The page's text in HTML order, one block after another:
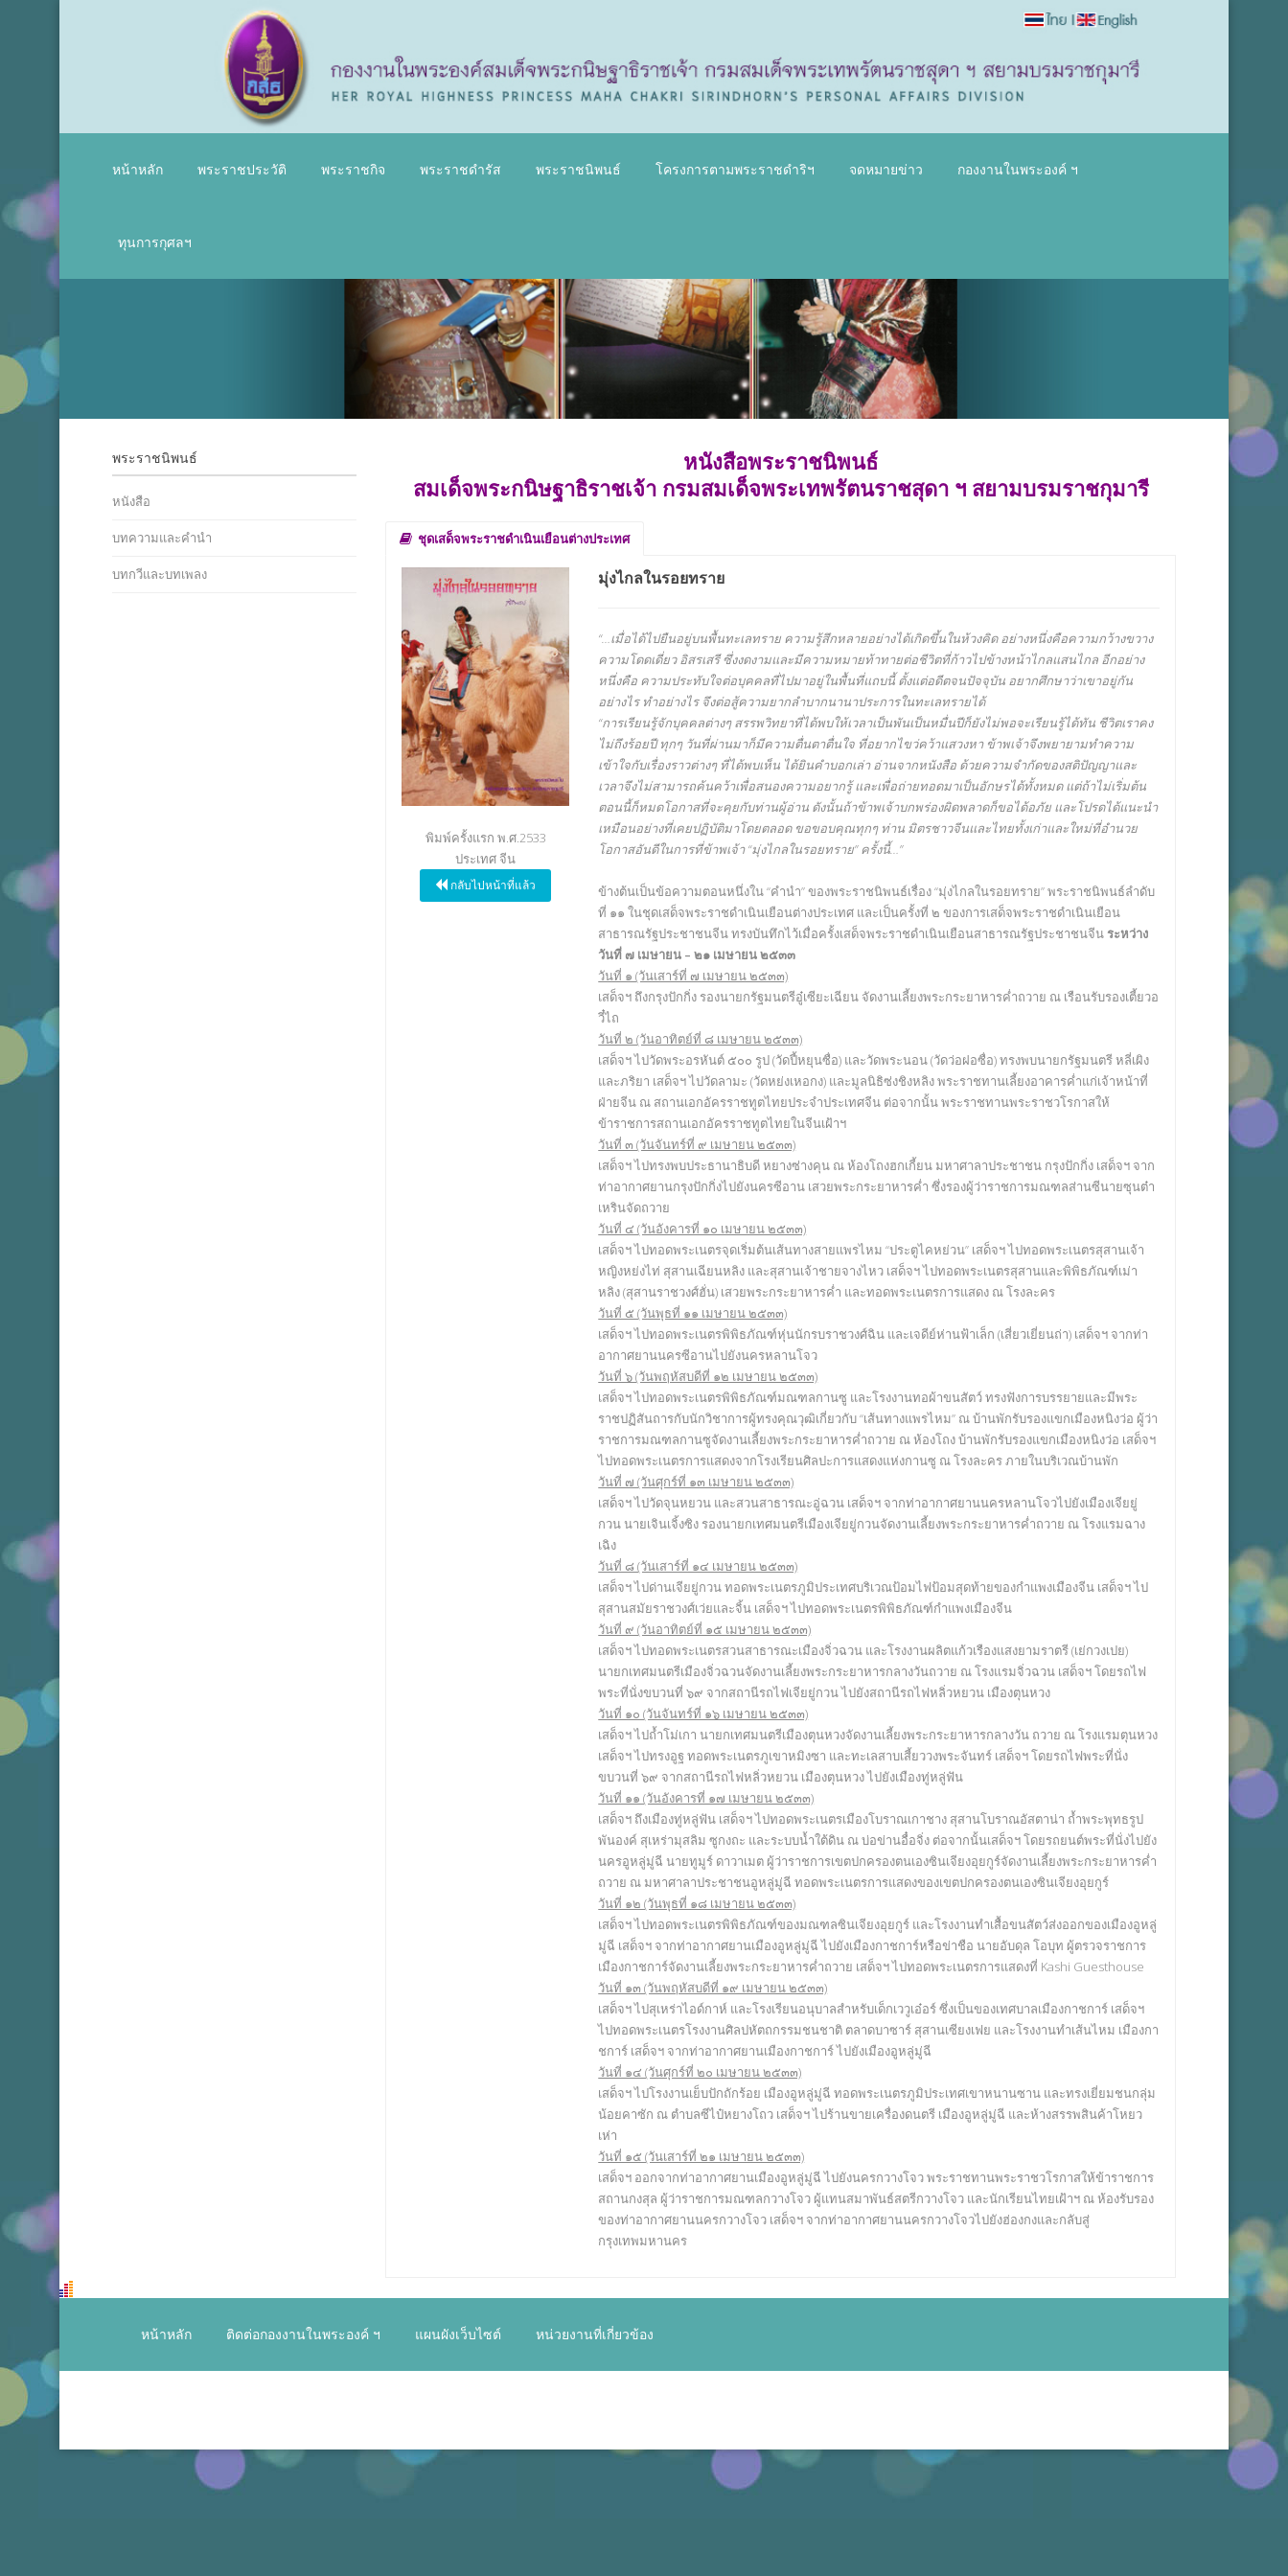
หน้าหลัก พระราชประวัติ พระราชกิจ พระราชดำรัส พระราชนิพนธ์ โครงการตามพระราชดำริฯ จดหมายข่าว กองงานในพระองค์ ฯ
ทุนการกุศลฯ
พระราชนิพนธ์
หนังสือ
บทความและคำนำ
บทกวีและบทเพลง
หนังสือพระราชนิพนธ์
สมเด็จพระกนิษฐาธิราชเจ้า กรมสมเด็จพระเทพรัตนราชสุดา ฯ สยามบรมราชกุมารี
ชุดเสด็จพระราชดำเนินเยือนต่างประเทศ
พิมพ์ครั้งแรก พ.ศ.2533
ประเทศ จีน
กลับไปหน้าที่แล้ว
มุ่งไกลในรอยทราย
“…เมื่อได้ไปยืนอยู่บนพื้นทะเลทราย ความรู้สึกหลายอย่างได้เกิดขึ้นในห้วงคิด อย่างหนึ่งคือความกว้างขวาง
ความโดดเดี่ยว อิสรเสรี ซึ่งงดงามและมีความหมายท้าทายต่อชีวิตที่ก้าวไปข้างหน้าไกลแสนไกล อีกอย่าง
หนึ่งคือ ความประทับใจต่อบุคคลที่ไปมาอยู่ในพื้นที่แถบนี้ ตั้งแต่อดีตจนปัจจุบัน อยากศึกษาว่าเขาอยู่กัน
อย่างไร ทำอย่างไร จึงต่อสู้ความยากลำบากนานาประการในทะเลทรายได้
“การเรียนรู้จักบุคคลต่างๆ สรรพวิทยาที่ได้พบให้เวลาเป็นพันเป็นหมื่นปีก็ยังไม่พอจะเรียนรู้ได้ทัน ชีวิตเราคง
ไม่ถึงร้อยปี ทุกๆ วันที่ผ่านมาก็มีความตื่นตาตื่นใจ ที่อยากไขว่คว้าแสวงหา ข้าพเจ้าจึงพยายามทำความ
เข้าใจกับเรื่องราวต่างๆ ที่ได้พบเห็น ได้ยินคำบอกเล่า อ่านจากหนังสือ ด้วยความจำกัดของสติปัญญาและ
เวลาจึงไม่สามารถค้นคว้าเพื่อสนองความอยากรู้ และเพื่อถ่ายทอดมาเป็นอักษรได้ทั้งหมด แต่ถ้าไม่เริ่มต้น
ตอนนี้ก็หมดโอกาสที่จะคุยกับท่านผู้อ่าน ดังนั้นถ้าข้าพเจ้าบกพร่องผิดพลาดก็ขอได้อภัย และโปรดได้แนะนำ
เหมือนอย่างที่เคยปฏิบัติมาโดยตลอด ขอขอบคุณทุกๆ ท่าน มิตรชาวจีนและไทยทั้งเก่าและใหม่ที่อำนวย
โอกาสอันดีในการที่ข้าพเจ้า “มุ่งไกลในรอยทราย” ครั้งนี้…”
ข้างต้นเป็นข้อความตอนหนึ่งใน “คำนำ” ของพระราชนิพนธ์เรื่อง “มุ่งไกลในรอยทราย” พระราชนิพนธ์ลำดับ
ที่ ๑๑ ในชุดเสด็จพระราชดำเนินเยือนต่างประเทศ และเป็นครั้งที่ ๒ ของการเสด็จพระราชดำเนินเยือน
สาธารณรัฐประชาชนจีน ทรงบันทึกไว้เมื่อครั้งเสด็จพระราชดำเนินเยือนสาธารณรัฐประชาชนจีน ระหว่าง
วันที่ ๗ เมษายน – ๒๑ เมษายน ๒๕๓๓
วันที่ ๑ (วันเสาร์ที่ ๗ เมษายน ๒๕๓๓)
เสด็จฯ ถึงกรุงปักกิ่ง รองนายกรัฐมนตรีอู๋เซียะเฉียน จัดงานเลี้ยงพระกระยาหารค่ำถวาย ณ เรือนรับรองเตี้ยวอ
วี๋ไถ
วันที่ ๒ (วันอาทิตย์ที่ ๘ เมษายน ๒๕๓๓)
เสด็จฯ ไปวัดพระอรหันต์ ๕๐๐ รูป (วัดปี้หยุนซื่อ) และวัดพระนอน (วัดว่อฝอซื่อ) ทรงพบนายกรัฐมนตรี หลี่เผิง
และภริยา เสด็จฯ ไปวัดลามะ (วัดหย่งเหอกง) และมูลนิธิซ่งชิงหลิง พระราชทานเลี้ยงอาคารค่ำแก่เจ้าหน้าที่
ฝ่ายจีน ณ สถานเอกอัครราชทูตไทยประจำประเทศจีน ต่อจากนั้น พระราชทานพระราชวโรกาสให้
ข้าราชการสถานเอกอัครราชทูตไทยในจีนเฝ้าฯ
วันที่ ๓ (วันจันทร์ที่ ๙ เมษายน ๒๕๓๓)
เสด็จฯ ไปทรงพบประธานาธิบดี หยางซ่างคุน ณ ห้องโถงฮกเกี้ยน มหาศาลาประชาชน กรุงปักกิ่ง เสด็จฯ จาก
ท่าอากาศยานกรุงปักกิ่งไปยังนครซีอาน เสวยพระกระยาหารค่ำ ซึ่งรองผู้ว่าราชการมณฑลส่านซีนายซุนต๋า
เหรินจัดถวาย
วันที่ ๔ (วันอังคารที่ ๑๐ เมษายน ๒๕๓๓)
เสด็จฯ ไปทอดพระเนตรจุดเริ่มต้นเส้นทางสายแพรไหม “ประตูไคหย่วน” เสด็จฯ ไปทอดพระเนตรสุสานเจ้า
หญิงหย่งไท่ สุสานเฉียนหลิง และสุสานเจ้าชายจางไหว เสด็จฯ ไปทอดพระเนตรสุสานและพิพิธภัณฑ์เม่า
หลิง (สุสานราชวงศ์ฮั่น) เสวยพระกระยาหารค่ำ และทอดพระเนตรการแสดง ณ โรงละคร
วันที่ ๕ (วันพุธที่ ๑๑ เมษายน ๒๕๓๓)
เสด็จฯ ไปทอดพระเนตรพิพิธภัณฑ์หุ่นนักรบราชวงศ์ฉิน และเจดีย์ห่านฟ้าเล็ก (เสี่ยวเยี่ยนถ่า) เสด็จฯ จากท่า
อากาศยานนครซีอานไปยังนครหลานโจว
วันที่ ๖ (วันพฤหัสบดีที่ ๑๒ เมษายน ๒๕๓๓)
เสด็จฯ ไปทอดพระเนตรพิพิธภัณฑ์มณฑลกานซู และโรงงานทอผ้าขนสัตว์ ทรงฟังการบรรยายและมีพระ
ราชปฏิสันถารกับนักวิชาการผู้ทรงคุณวุฒิเกี่ยวกับ “เส้นทางแพรไหม” ณ บ้านพักรับรองแขกเมืองหนิงว่อ ผู้ว่า
ราชการมณฑลกานซูจัดงานเลี้ยงพระกระยาหารค่ำถวาย ณ ห้องโถง บ้านพักรับรองแขกเมืองหนิงว่อ เสด็จฯ
ไปทอดพระเนตรการแสดงจากโรงเรียนศิลปะการแสดงแห่งกานซู ณ โรงละคร ภายในบริเวณบ้านพัก
วันที่ ๗ (วันศุกร์ที่ ๑๓ เมษายน ๒๕๓๓)
เสด็จฯ ไปวัดจุนหยวน และสวนสาธารณะอู่ฉวน เสด็จฯ จากท่าอากาศยานนครหลานโจวไปยังเมืองเจียยู่
กวน นายเจินเจิ้งซิง รองนายกเทศมนตรีเมืองเจียยู่กวนจัดงานเลี้ยงพระกระยาหารค่ำถวาย ณ โรงแรมฉาง
เฉิง
วันที่ ๘ (วันเสาร์ที่ ๑๔ เมษายน ๒๕๓๓)
เสด็จฯ ไปด่านเจียยู่กวน ทอดพระเนตรภูมิประเทศบริเวณป้อมไฟป้อมสุดท้ายของกำแพงเมืองจีน เสด็จฯ ไป
สุสานสมัยราชวงศ์เว่ยและจิ้น เสด็จฯ ไปทอดพระเนตรพิพิธภัณฑ์กำแพงเมืองจีน
วันที่ ๙ (วันอาทิตย์ที่ ๑๕ เมษายน ๒๕๓๓)
เสด็จฯ ไปทอดพระเนตรสวนสาธารณะเมืองจิ่วฉวน และโรงงานผลิตแก้วเรืองแสงยามราตรี (เย่กวงเปย)
นายกเทศมนตรีเมืองจิ่วฉวนจัดงานเลี้ยงพระกระยาหารกลางวันถวาย ณ โรงแรมจิ่วฉวน เสด็จฯ โดยรถไฟ
พระที่นั่งขบวนที่ ๖๙ จากสถานีรถไฟเจียยู่กวน ไปยังสถานีรถไฟหลิ่วหยวน เมืองตุนหวง
วันที่ ๑๐ (วันจันทร์ที่ ๑๖ เมษายน ๒๕๓๓)
เสด็จฯ ไปถ้ำโม่เกา นายกเทศมนตรีเมืองตุนหวงจัดงานเลี้ยงพระกระยาหารกลางวัน ถวาย ณ โรงแรมตุนหวง
เสด็จฯ ไปทรงอูฐ ทอดพระเนตรภูเขาหมิงซา และทะเลสาบเสี้ยววงพระจันทร์ เสด็จฯ โดยรถไฟพระที่นั่ง
ขบวนที่ ๖๙ จากสถานีรถไฟหลิ่วหยวน เมืองตุนหวง ไปยังเมืองทู่หลู่ฟัน
วันที่ ๑๑ (วันอังคารที่ ๑๗ เมษายน ๒๕๓๓)
เสด็จฯ ถึงเมืองทู่หลู่ฟัน เสด็จฯ ไปทอดพระเนตรเมืองโบราณเกาชาง สุสานโบราณอัสตาน่า ถ้ำพระพุทธรูป
พันองค์ สุเหร่ามุสลิม ซูกงถะ และระบบน้ำใต้ดิน ณ บ่อข่านอื๋อจิ่ง ต่อจากนั้นเสด็จฯ โดยรถยนต์พระที่นั่งไปยัง
นครอูหลู่มู่ฉี นายทูมูร์ ดาวาเมต ผู้ว่าราชการเขตปกครองตนเองซินเจียงอุยกูร์จัดงานเลี้ยงพระกระยาหารค่ำ
ถวาย ณ มหาศาลาประชาชนอูหลู่มู่ฉี ทอดพระเนตรการแสดงของเขตปกครองตนเองซินเจียงอุยกูร์
วันที่ ๑๒ (วันพุธที่ ๑๘ เมษายน ๒๕๓๓)
เสด็จฯ ไปทอดพระเนตรพิพิธภัณฑ์ของมณฑลซินเจียงอุยกูร์ และโรงงานทำเสื้อขนสัตว์ส่งออกของเมืองอูหลู่
มู่ฉี เสด็จฯ จากท่าอากาศยานเมืองอูหลู่มู่ฉี ไปยังเมืองกาชการ์หรือข่าชือ นายอับดุล โอบุท ผู้ตรวจราชการ
เมืองกาชการ์จัดงานเลี้ยงพระกระยาหารค่ำถวาย เสด็จฯ ไปทอดพระเนตรการแสดงที่ Kashi Guesthouse
วันที่ ๑๓ (วันพฤหัสบดีที่ ๑๙ เมษายน ๒๕๓๓)
เสด็จฯ ไปสุเหร่าไอด์กาห์ และโรงเรียนอนุบาลสำหรับเด็กเววูเอ๋อร์ ซึ่งเป็นของเทศบาลเมืองกาชการ์ เสด็จฯ
ไปทอดพระเนตรโรงงานศิลปหัตถกรรมชนชาติ ตลาดบาซาร์ สุสานเซียงเฟย และโรงงานทำเส้นไหม เมืองกา
ชการ์ เสด็จฯ จากท่าอากาศยานเมืองกาชการ์ ไปยังเมืองอูหลู่มู่ฉี
วันที่ ๑๔ (วันศุกร์ที่ ๒๐ เมษายน ๒๕๓๓)
เสด็จฯ ไปโรงงานเย็บปักถักร้อย เมืองอูหลู่มู่ฉี ทอดพระเนตรภูมิประเทศเขาหนานซาน และทรงเยี่ยมชนกลุ่ม
น้อยคาซัก ณ ตำบลซีไป๋หยางโถว เสด็จฯ ไปร้านขายเครื่องดนตรี เมืองอูหลู่มู่ฉี และห้างสรรพสินค้าโหยว
เห่า
วันที่ ๑๕ (วันเสาร์ที่ ๒๑ เมษายน ๒๕๓๓)
เสด็จฯ ออกจากท่าอากาศยานเมืองอูหลู่มู่ฉี ไปยังนครกวางโจว พระราชทานพระราชวโรกาสให้ข้าราชการ
สถานกงสุล ผู้ว่าราชการมณฑลกวางโจว ผู้แทนสมาพันธ์สตรีกวางโจว และนักเรียนไทยเฝ้าฯ ณ ห้องรับรอง
ของท่าอากาศยานนครกวางโจว เสด็จฯ จากท่าอากาศยานนครกวางโจวไปยังฮ่องกงและกลับสู่
กรุงเทพมหานคร
หน้าหลัก ติดต่อกองงานในพระองค์ ฯ แผนผังเว็บไซต์ หน่วยงานที่เกี่ยวข้อง